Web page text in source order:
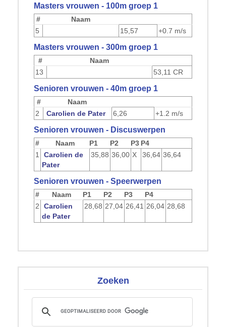
Masters vrouwen - 100m groep 1
#
Naam
5
15,57 +0.7 m/s
Masters vrouwen - 300m groep 1
#
Naam
13
53,11 CR
Senioren vrouwen - 40m groep 1
#
Naam
2
Carolien de Pater 6,26 +1.2 m/s
Senioren vrouwen - Discuswerpen
# Naam P1 P2 P3 P4
1
Carolien de
Pater
35,88 36,00 X 36,64 36,64
Senioren vrouwen - Speerwerpen
# Naam P1 P2 P3
P4
2
Carolien
de Pater
28,68 27,04 26,41 26,04 28,68
Zoeken